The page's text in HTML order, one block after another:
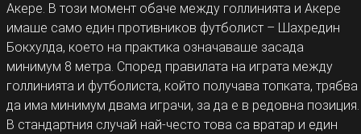
Акере. В този момент обаче между голлинията и Акере
имаше само един противников футболист – Шахредин
Бокхулда, което на практика означаваше засада
минимум 8 метра. Според правилата на играта между
голлинията и футболиста, който получава топката, трябва
да има минимум двама играчи, за да е в редовна позиция.
В стандартния случай най-често това са вратар и един